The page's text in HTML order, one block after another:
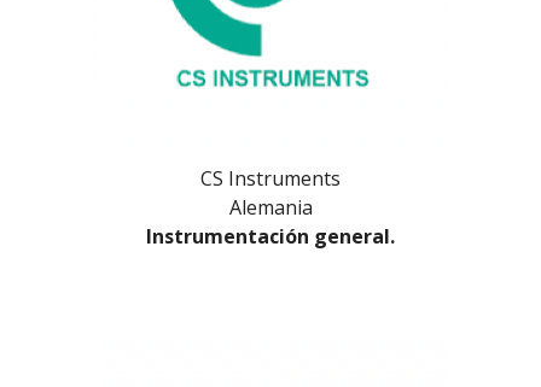
CS Instruments
Alemania
Instrumentación general.